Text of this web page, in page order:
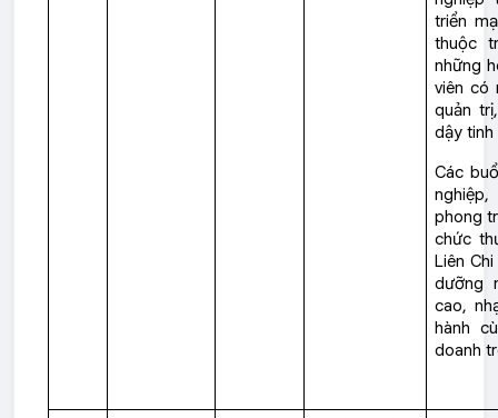
triển
thuộc
những
viên có
quản
dậy tinh
Các
phong
chức
Liên
dưỡng
cao,
hành
doanh